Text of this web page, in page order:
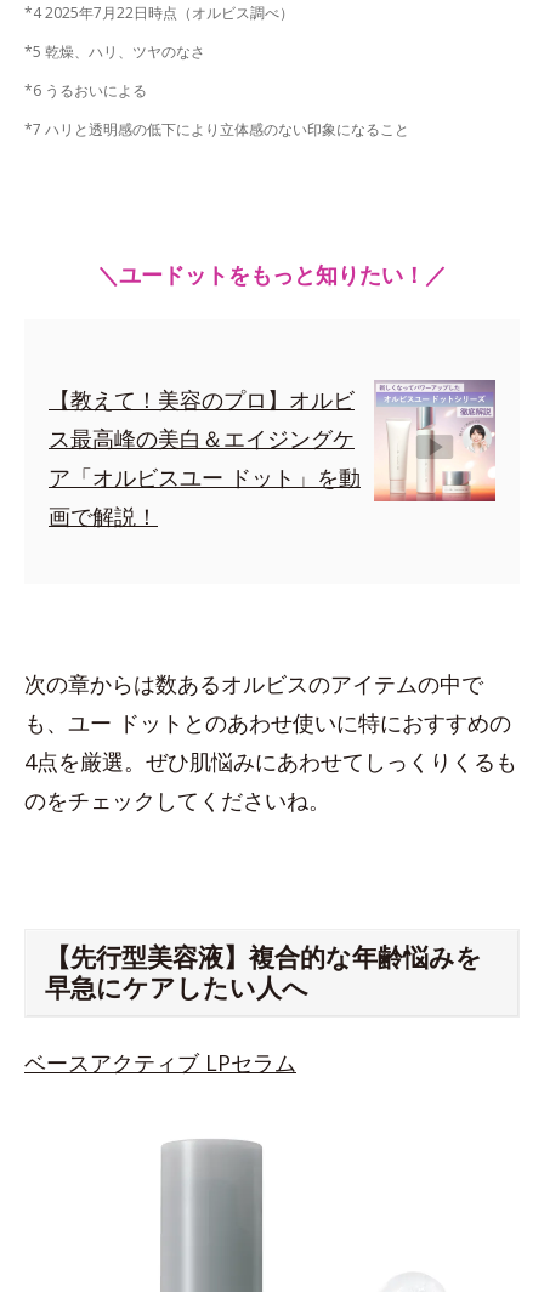
*4 2025年7月22日時点（オルビス調べ）
*5 乾燥、ハリ、ツヤのなさ
*6 うるおいによる
*7 ハリと透明感の低下により立体感のない印象になること
＼ユードットをもっと知りたい！／
【教えて！美容のプロ】オルビ
ス最高峰の美白＆エイジングケ
ア「オルビスユー ドット」を動
画で解説！
次の章からは数あるオルビスのアイテムの中で
も、ユー ドットとのあわせ使いに特におすすめの
4点を厳選。ぜひ肌悩みにあわせてしっくりくるも
のをチェックしてくださいね。
【先行型美容液】複合的な年齢悩みを
早急にケアしたい人へ
ベースアクティブ LPセラム